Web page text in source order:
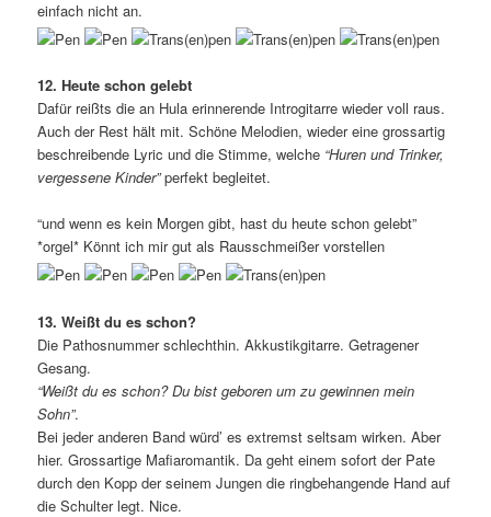
einfach nicht an.
12. Heute schon gelebt
Dafür reißts die an Hula erinnerende Introgitarre wieder voll raus.
Auch der Rest hält mit. Schöne Melodien, wieder eine grossartig
beschreibende Lyric und die Stimme, welche “Huren und Trinker,
vergessene Kinder”perfekt begleitet.
“und wenn es kein Morgen gibt, hast du heute schon gelebt”
*orgel* Könnt ich mir gut als Rausschmeißer vorstellen
13. Weißt du es schon?
Die Pathosnummer schlechthin. Akkustikgitarre. Getragener
Gesang.
“Weißt du es schon? Du bist geboren um zu gewinnen mein
Sohn”.
Bei jeder anderen Band würd’ es extremst seltsam wirken. Aber
hier. Grossartige Mafiaromantik. Da geht einem sofort der Pate
durch den Kopp der seinem Jungen die ringbehangende Hand auf
die Schulter legt. Nice.